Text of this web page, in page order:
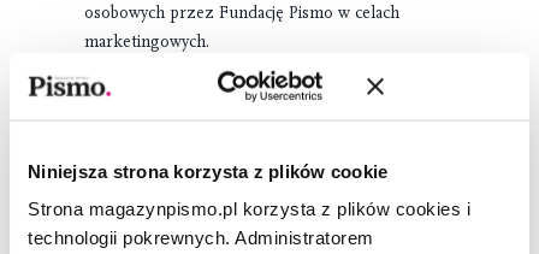
Niniejsza strona korzysta z plików cookie
Strona magazynpismo.pl korzysta z plików cookies i
technologii pokrewnych. Administratorem
osobowych przez Fundację Pismo w celach
marketingowych.
Dostawa